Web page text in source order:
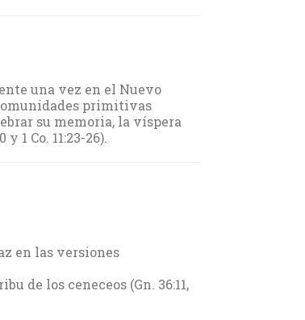
una vez en el Nuevo
primitivas
su memoria, la víspera
1 Co. 11:23-26).
en las versiones
de los ceneceos (Gn. 36:11,